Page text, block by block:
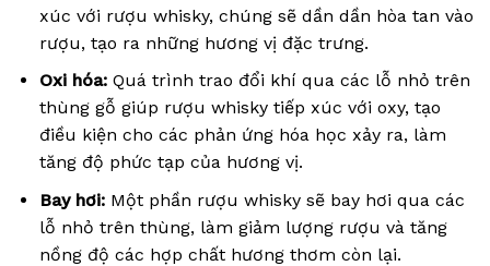
xúc với rượu whisky, chúng sẽ dần dần hòa tan vào
rượu, tạo ra những hương vị đặc trưng.
Oxi hóa:Quá trình trao đổi khí qua các lỗ nhỏ trên
thùng gỗ giúp rượu whisky tiếp xúc với oxy, tạo
điều kiện cho các phản ứng hóa học xảy ra, làm
tăng độ phức tạp của hương vị.
Bay hơi:Một phần rượu whisky sẽ bay hơi qua các
lỗ nhỏ trên thùng, làm giảm lượng rượu và tăng
nồng độ các hợp chất hương thơm còn lại.